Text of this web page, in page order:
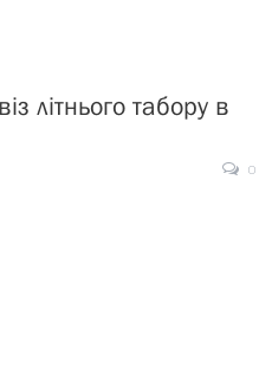
літнього табору в
0